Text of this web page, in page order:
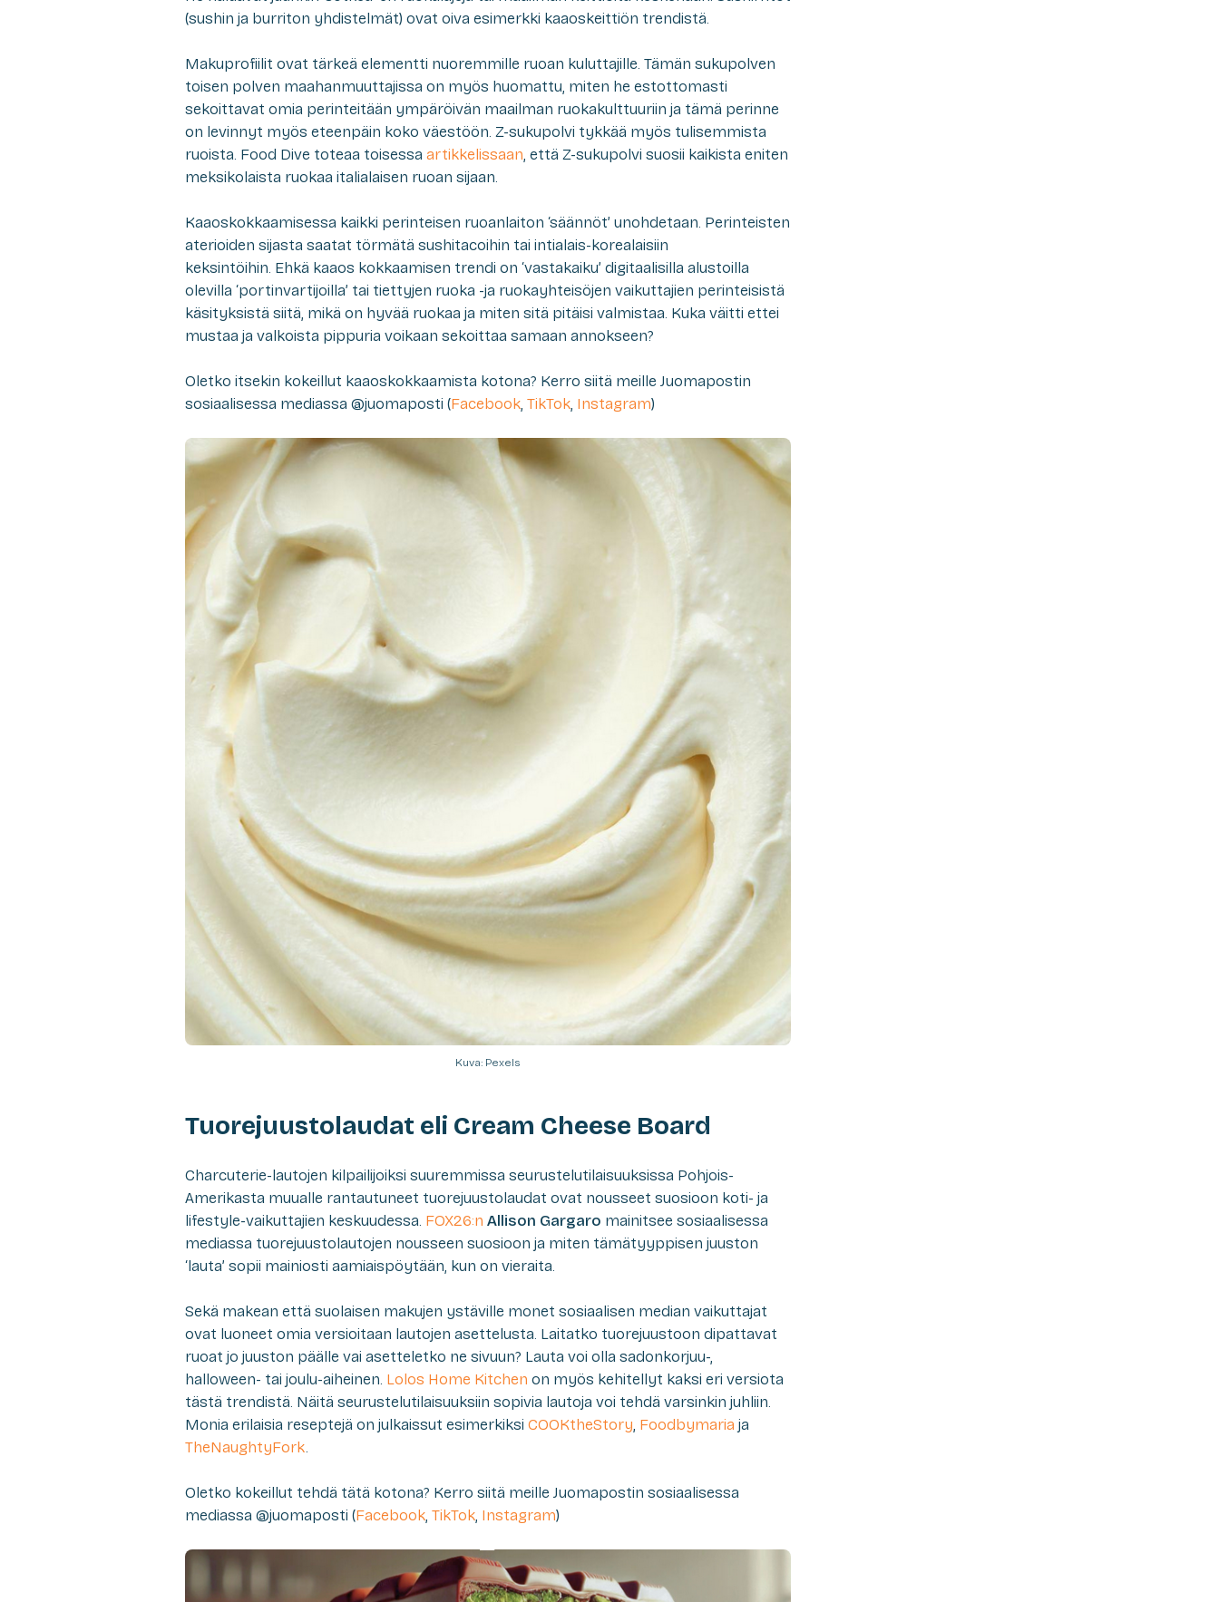
(sushin ja burriton yhdistelmät) ovat oiva esimerkki kaaoskeittiön trendistä.
Makuprofiilit ovat tärkeä elementti nuoremmille ruoan kuluttajille. Tämän sukupolven
toisen polven maahanmuuttajissa on myös huomattu, miten he estottomasti
sekoittavat omia perinteitään ympäröivän maailman ruokakulttuuriin ja tämä perinne
on levinnyt myös eteenpäin koko väestöön. Z-sukupolvi tykkää myös tulisemmista
ruoista. Food Dive toteaa toisessa artikkelissaan, että Z-sukupolvi suosii kaikista eniten
meksikolaista ruokaa italialaisen ruoan sijaan.
Kaaoskokkaamisessa kaikki perinteisen ruoanlaiton ‘säännöt’ unohdetaan. Perinteisten
aterioiden sijasta saatat törmätä sushitacoihin tai intialais-korealaisiin
keksintöihin. Ehkä kaaos kokkaamisen trendi on ‘vastakaiku’ digitaalisilla alustoilla
olevilla ‘portinvartijoilla’ tai tiettyjen ruoka -ja ruokayhteisöjen vaikuttajien perinteisistä
käsityksistä siitä, mikä on hyvää ruokaa ja miten sitä pitäisi valmistaa. Kuka väitti ettei
mustaa ja valkoista pippuria voikaan sekoittaa samaan annokseen?
Oletko itsekin kokeillut kaaoskokkaamista kotona? Kerro siitä meille Juomapostin
sosiaalisessa mediassa @juomaposti (Facebook, TikTok, Instagram)
Kuva: Pexels
Tuorejuustolaudat eli Cream Cheese Board
Charcuterie-lautojen kilpailijoiksi suuremmissa seurustelutilaisuuksissa Pohjois-
Amerikasta muualle rantautuneet tuorejuustolaudat ovat nousseet suosioon koti- ja
lifestyle-vaikuttajien keskuudessa. FOX26:n Allison Gargaro mainitsee sosiaalisessa
mediassa tuorejuustolautojen nousseen suosioon ja miten tämätyyppisen juuston
‘lauta’ sopii mainiosti aamiaispöytään, kun on vieraita.
Sekä makean että suolaisen makujen ystäville monet sosiaalisen median vaikuttajat
ovat luoneet omia versioitaan lautojen asettelusta. Laitatko tuorejuustoon dipattavat
ruoat jo juuston päälle vai asetteletko ne sivuun? Lauta voi olla sadonkorjuu-,
halloween- tai joulu-aiheinen. Lolos Home Kitchen on myös kehitellyt kaksi eri versiota
tästä trendistä. Näitä seurustelutilaisuuksiin sopivia lautoja voi tehdä varsinkin juhliin.
Monia erilaisia reseptejä on julkaissut esimerkiksi COOKtheStory, Foodbymaria ja
TheNaughtyFork.
Oletko kokeillut tehdä tätä kotona? Kerro siitä meille Juomapostin sosiaalisessa
mediassa @juomaposti (Facebook, TikTok, Instagram)